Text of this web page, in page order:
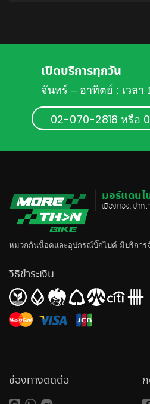
เปิดบริการทุกวัน
จันทร์ – อาทิตย์ : เวลา
02-070-2818 หรือ
มอร์แดนไ
เมืองทอง, ปาก
หมวกกันน็อคและอุปกรณ์บิ๊กไบค์ มีบริการ
วิธีชำระเงิน
ช่องทางติดต่อ